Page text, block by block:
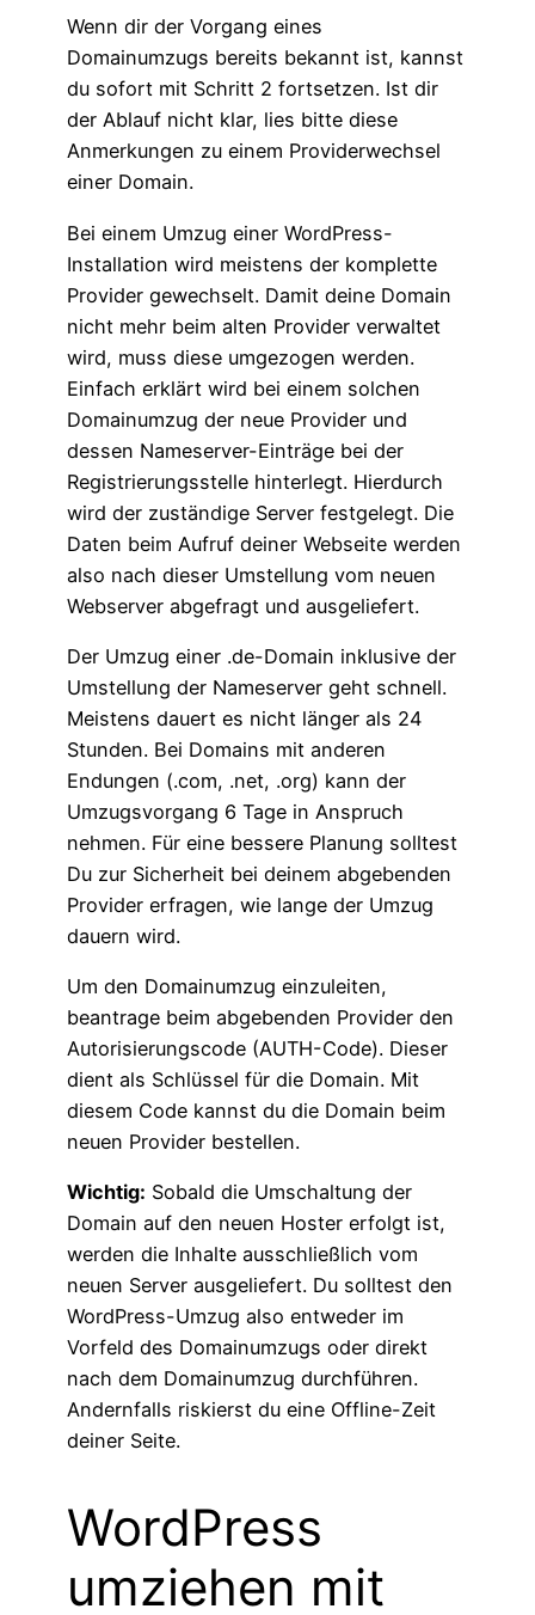
Wenn dir der Vorgang eines
Domainumzugs bereits bekannt ist, kannst
du sofort mit Schritt 2 fortsetzen. Ist dir
der Ablauf nicht klar, lies bitte diese
Anmerkungen zu einem Providerwechsel
einer Domain.
Bei einem Umzug einer WordPress-
Installation wird meistens der komplette
Provider gewechselt. Damit deine Domain
nicht mehr beim alten Provider verwaltet
wird, muss diese umgezogen werden.
Einfach erklärt wird bei einem solchen
Domainumzug der neue Provider und
dessen Nameserver-Einträge bei der
Registrierungsstelle hinterlegt. Hierdurch
wird der zuständige Server festgelegt. Die
Daten beim Aufruf deiner Webseite werden
also nach dieser Umstellung vom neuen
Webserver abgefragt und ausgeliefert.
Der Umzug einer .de-Domain inklusive der
Umstellung der Nameserver geht schnell.
Meistens dauert es nicht länger als 24
Stunden. Bei Domains mit anderen
Endungen (.com, .net, .org) kann der
Umzugsvorgang 6 Tage in Anspruch
nehmen. Für eine bessere Planung solltest
Du zur Sicherheit bei deinem abgebenden
Provider erfragen, wie lange der Umzug
dauern wird.
Um den Domainumzug einzuleiten,
beantrage beim abgebenden Provider den
Autorisierungscode (AUTH-Code). Dieser
dient als Schlüssel für die Domain. Mit
diesem Code kannst du die Domain beim
neuen Provider bestellen.
Wichtig: Sobald die Umschaltung der
Domain auf den neuen Hoster erfolgt ist,
werden die Inhalte ausschließlich vom
neuen Server ausgeliefert. Du solltest den
WordPress-Umzug also entweder im
Vorfeld des Domainumzugs oder direkt
nach dem Domainumzug durchführen.
Andernfalls riskierst du eine Offline-Zeit
deiner Seite.
WordPress
umziehen mit